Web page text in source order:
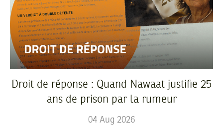
Droit de réponse : Quand Nawaat justifie 25
ans de prison par la rumeur
04 Aug 2026